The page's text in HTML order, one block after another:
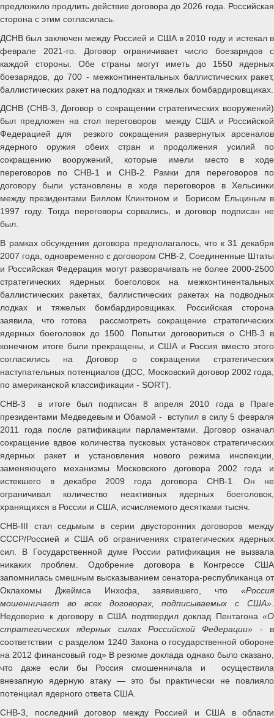
предложило продлить действие договора до 2026 года. Российская
сторона с этим согласилась.
ДСНВ был заключен между Россией и США в 2010 году и истекал в
феврале 2021-го. Договор ограничивает число боезарядов с
каждой стороны. Обе страны могут иметь до 1550 ядерных
боезарядов, до 700 - межконтинентальных баллистических ракет,
баллистических ракет на подлодках и тяжелых бомбардировщиках.
ДСНВ (СНВ-3, Договор о сокращении стратегических вооружений)
был предложен на стол переговоров между США и Российской
Федерацией для резкого сокращения развернутых арсеналов
ядерного оружия обеих стран и продолжения усилий по
сокращению вооружений, которые имели место в ходе
переговоров по СНВ-1 и СНВ-2. Рамки для переговоров по
договору были установлены в ходе переговоров в Хельсинки
между президентами Биллом Клинтоном и Борисом Ельциным в
1997 году. Тогда переговоры сорвались, и договор подписан не
был.
В рамках обсуждения договора предполагалось, что к 31 декабря
2007 года, одновременно с договором СНВ-2, Соединенные Штаты
и Российская Федерация могут разворачивать не более 2000-2500
стратегических ядерных боеголовок на межконтинентальных
баллистических ракетах, баллистических ракетах на подводных
лодках и тяжелых бомбардировщиках. Российская сторона
заявила, что готова рассмотреть сокращение стратегических
ядерных боеголовок до 1500. Попытки договориться о СНВ-3 в
конечном итоге были прекращены, и США и Россия вместо этого
согласились на Договор о сокращении стратегических
наступательных потенциалов (ДСС, Московский договор 2002 года,
по американской классификации - SORT).
СНВ-3 в итоге был подписан 8 апреля 2010 года в Праге
президентами Медведевым и Обамой - вступил в силу 5 февраля
2011 года после ратификации парламентами. Договор означал
сокращение вдвое количества пусковых установок стратегических
ядерных ракет и установления нового режима инспекции,
заменяющего механизмы Московского договора 2002 года и
истекшего в декабре 2009 года договора СНВ-1. Он не
ограничивал количество неактивных ядерных боеголовок,
хранящихся в России и США, исчисляемого десятками тысяч.
СНВ-III стал седьмым в серии двусторонних договоров между
СССР/Россией и США об ограничениях стратегических ядерных
сил. В Государственной думе России ратификация не вызвала
никаких проблем. Одобрение договора в Конгрессе США
запомнилась смешным высказыванием сенатора-республиканца от
Оклахомы Джеймса Инхофа, заявившего, что «Россия
мошенничает во всех договорах, подписываемых с США»
Недоверие к договору в США подтвердил доклад Пентагона «О
стратегических ядерных силах Российской Федерации» - в
соответствии с разделом 1240 Закона о государственной обороне
на 2012 финансовый год» В резюме доклада однако было сказано,
что даже если бы Россия смошенничала и осуществила
внезапную ядерную атаку — это бы практически не повлияло
потенциал ядерного ответа США.
СНВ-3, последний договор между Россией и США в области